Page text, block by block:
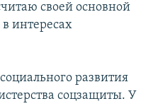
своей основной
интересах
развития
соцзащиты. У